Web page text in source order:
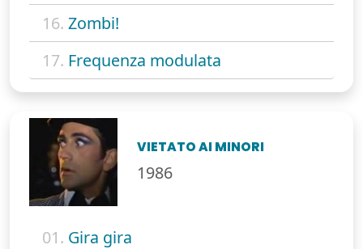
16. Zombi!
17. Frequenza modulata
VIETATO AI MINORI
1986
01. Gira gira